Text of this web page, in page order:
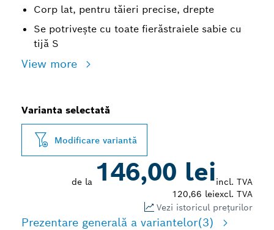
Corp lat, pentru tăieri precise, drepte
Se potrivește cu toate fierăstraiele sabie cu
tijă S
View more
Varianta selectată
Modificare variantă
de la 146,00 leiincl. TVA
120,66 leiexcl. TVA
Vezi istoricul prețurilor
Prezentare generală a variantelor(3)